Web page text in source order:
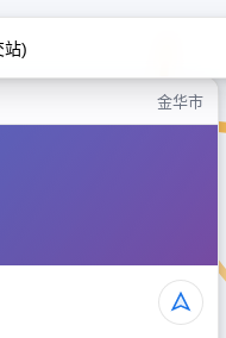
金华市